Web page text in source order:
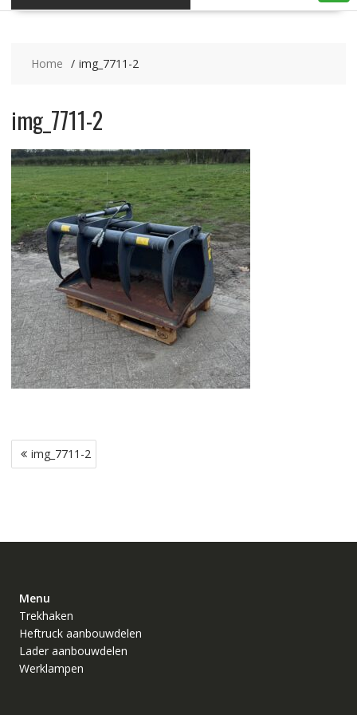
Home img_7711-2
img_7711-2
Bericht
navigatie
img_7711-2
Menu
Trekhaken
Heftruck aanbouwdelen
Lader aanbouwdelen
Werklampen